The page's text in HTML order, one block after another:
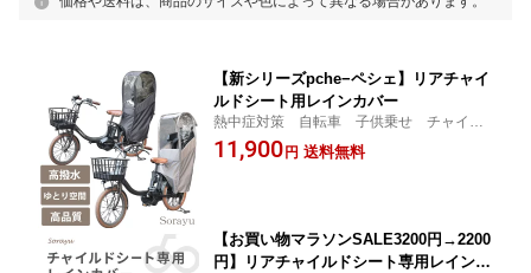
【新シリーズpche−ペシェ】リアチャイ
ルドシート用レインカバー
熱中症対策 自転車 子供乗せ チャイル
ドシート カバー 自転車防寒カバー 子
乗せかごカバー 自転車サンシェード チ
11,900 円 送料無料
【お買い物マラソンSALE3200円→2200
円】リアチャイルドシート専用レインカ